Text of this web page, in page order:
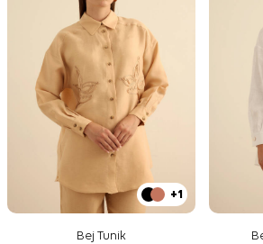
+1
Bej Tunik